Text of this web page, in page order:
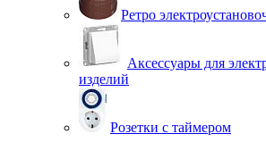
Ретро
Аксессуары для
изделий
Розетки с таймером